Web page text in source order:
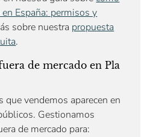
España: permisos y
sobre nuestra propuesta
.
de mercado en Pla
que vendemos aparecen en
Gestionamos
de mercado para: